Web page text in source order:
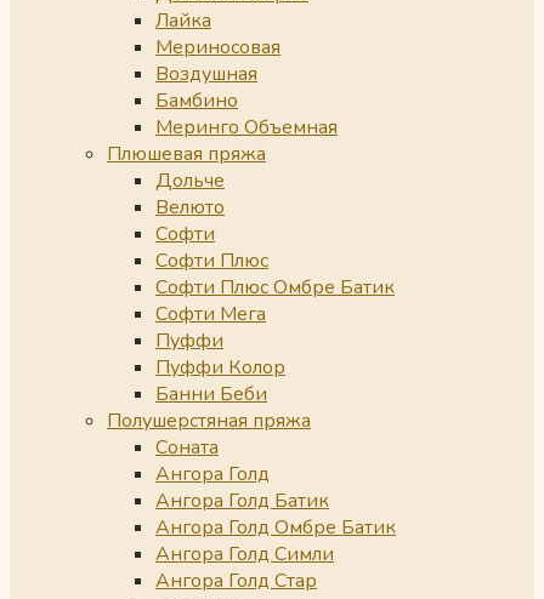
Лайка
Мериносовая
Воздушная
Бамбино
Меринго Объемная
Плюшевая пряжа
Дольче
Велюто
Софти
Софти Плюс
Софти Плюс Омбре Батик
Софти Мега
Пуффи
Пуффи Колор
Банни Беби
Полушерстяная пряжа
Соната
Ангора Голд
Ангора Голд Батик
Ангора Голд Омбре Батик
Ангора Голд Симли
Ангора Голд Стар